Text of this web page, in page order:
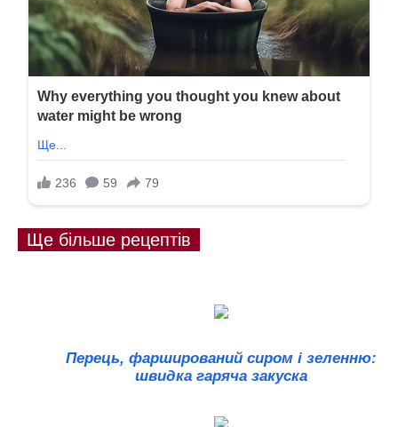
Ще більше рецептів
Перець, фарширований сиром і зеленню:
швидка гаряча закуска